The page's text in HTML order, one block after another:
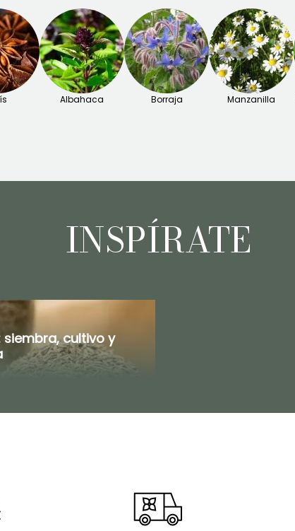
Albahaca Borraja Manzanilla
INSPÍRATE
siembra, cultivo y